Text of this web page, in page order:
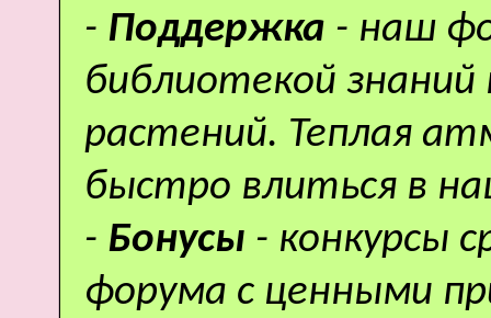
- Поддержка - наш
библиотекой
растений. Теплая
быстро влиться в
- Бонусы - конкурсы
форума с ценными